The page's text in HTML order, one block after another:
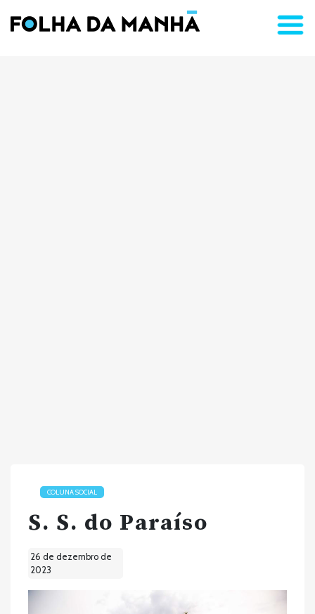
COLUNA SOCIAL
S. S. do Paraíso
26 de dezembro de
2023